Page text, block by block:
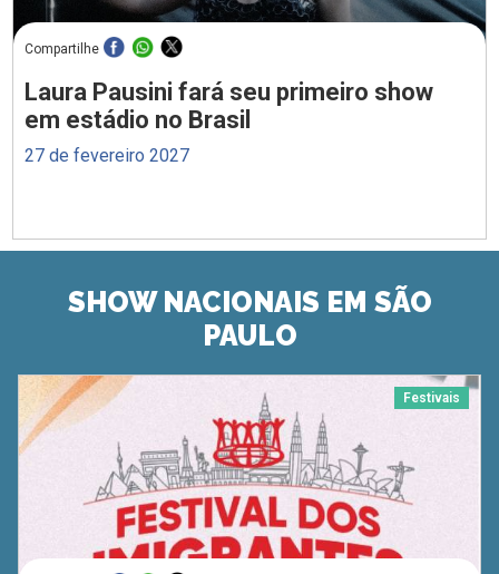
Compartilhe
Laura Pausini fará seu primeiro show
em estádio no Brasil
27 de fevereiro 2027
SHOW NACIONAIS EM SÃO
PAULO
Festivais